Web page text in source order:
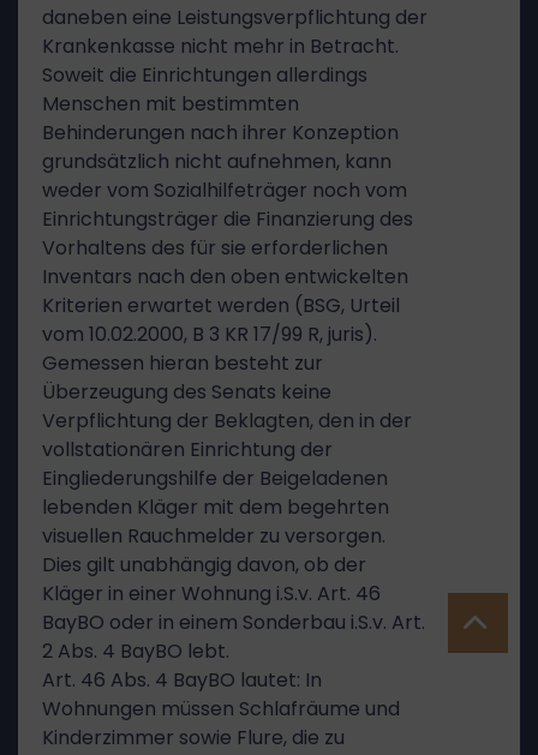
daneben eine Leistungsverpflichtung der
Krankenkasse nicht mehr in Betracht.
Soweit die Einrichtungen allerdings
Menschen mit bestimmten
Behinderungen nach ihrer Konzeption
grundsätzlich nicht aufnehmen, kann
weder vom Sozialhilfeträger noch vom
Einrichtungsträger die Finanzierung des
Vorhaltens des für sie erforderlichen
Inventars nach den oben entwickelten
Kriterien erwartet werden (BSG, Urteil
vom 10.02.2000, B 3 KR 17/99 R, juris).
Gemessen hieran besteht zur
Überzeugung des Senats keine
Verpflichtung der Beklagten, den in der
vollstationären Einrichtung der
Eingliederungshilfe der Beigeladenen
lebenden Kläger mit dem begehrten
visuellen Rauchmelder zu versorgen.
Dies gilt unabhängig davon, ob der
Kläger in einer Wohnung i.S.v. Art. 46
BayBO oder in einem Sonderbau i.S.v. Art.
2 Abs. 4 BayBO lebt.
Art. 46 Abs. 4 BayBO lautet: In
Wohnungen müssen Schlafräume und
Kinderzimmer sowie Flure, die zu